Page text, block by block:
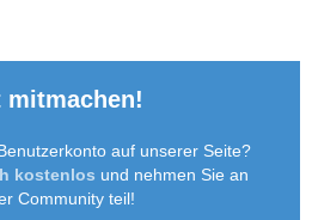
mitmachen!
auf unserer Seite?
kostenlos und nehmen Sie an
Community teil!